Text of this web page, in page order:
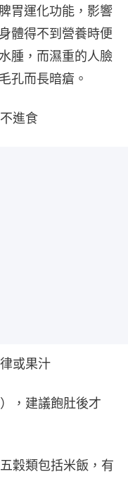
胃運化功能，影響
體得不到營養時便
腫，而濕重的人臉
孔而長暗瘡。
進食
或果汁
，建議飽肚後才
穀類包括米飯，有